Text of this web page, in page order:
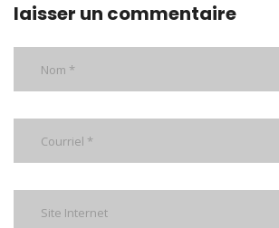
laisser un commentaire